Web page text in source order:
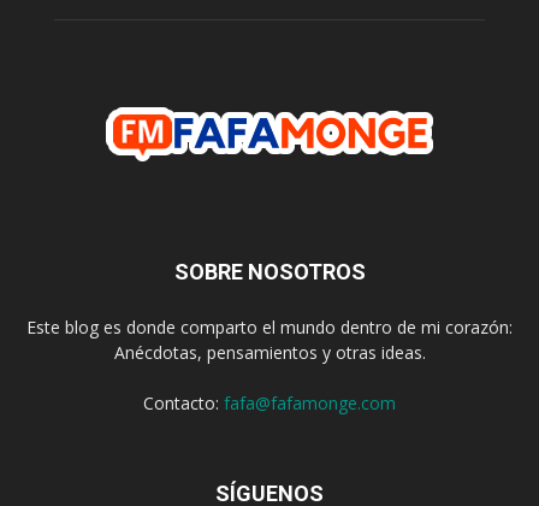
SOBRE NOSOTROS
Este blog es donde comparto el mundo dentro de mi corazón:
Anécdotas, pensamientos y otras ideas.
Contacto: fafa@fafamonge.com
SÍGUENOS